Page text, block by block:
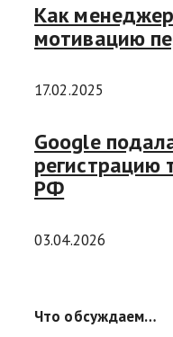
Как
мотивацию
17.02.2025
Google
регистрацию
РФ
03.04.2026
Что обсуждаем…